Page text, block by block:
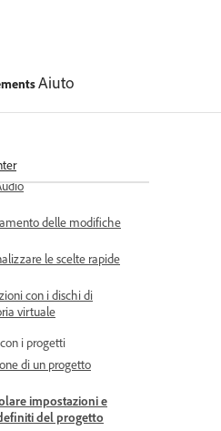
Aiuto
delle modifiche
le scelte rapide
con i dischi di
virtuale
i progetti
di un progetto
impostazioni e
del progetto